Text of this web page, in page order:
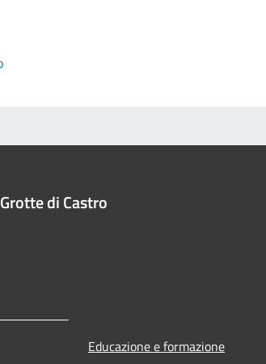
di Castro
Educazione e formazione